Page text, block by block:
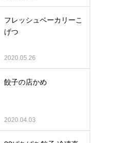
フレッシュベーカリーこ
げつ
2020.05.26
餃子の店かめ
2020.04.03